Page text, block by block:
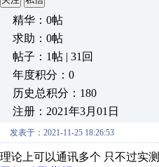
精华：0帖
求助：0帖
帖子：1帖 | 31回
年度积分：0
历史总积分：180
注册：2021年3月01日
发表于：2021-11-25 18:26:53
理论上可以通讯多个 只不过实